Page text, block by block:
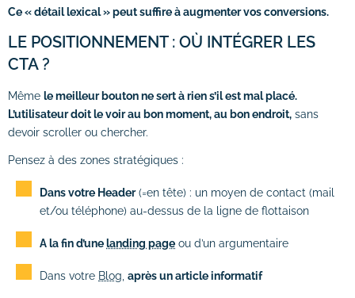
Ce « détail lexical » peut suffire à augmenter vos conversions.
LE POSITIONNEMENT : OÙ INTÉGRER LES
CTA ?
Même le meilleur bouton ne sert à rien s’il est mal placé.
L’utilisateur doit le voir au bon moment, au bon endroit, sans
devoir scroller ou chercher.
Pensez à des zones stratégiques :
Dans votre Header(=en tête) : un moyen de contact (mail
et/ou téléphone) au-dessus de la ligne de flottaison
A la fin d’unelanding page ou d’un argumentaire
Dans votre Blog, après un article informatif